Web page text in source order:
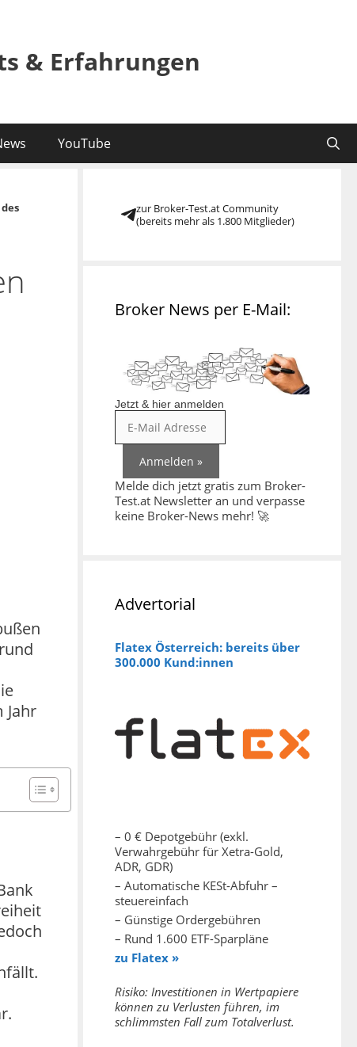
& Erfahrungen
YouTube
Jahr
zur Broker-Test.at Community
(bereits mehr als 1.800 Mitglieder)
Broker News per E-Mail:
Jetzt & hier anmelden
Melde dich jetzt gratis zum Broker-
Test.at Newsletter an und verpasse
keine Broker-News mehr! 🚀
Advertorial
Flatex Österreich: bereits über
300.000 Kund:innen
– 0 € Depotgebühr (exkl.
Verwahrgebühr für Xetra-Gold,
ADR, GDR)
– Automatische KESt-Abfuhr –
steuereinfach
– Günstige Ordergebühren
– Rund 1.600 ETF-Sparpläne
zu Flatex »
Risiko: Investitionen in Wertpapiere
können zu Verlusten führen, im
schlimmsten Fall zum Totalverlust.